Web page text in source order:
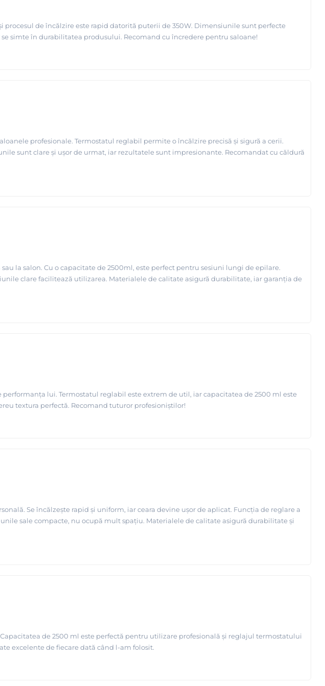
procesul de încălzire este rapid datorită puterii de 350W. Dimensiunile sunt perfecte
simte în durabilitatea produsului. Recomand cu încredere pentru saloane!
profesionale. Termostatul reglabil permite o încălzire precisă și sigură a cerii.
sunt clare și ușor de urmat, iar rezultatele sunt impresionante. Recomandat cu căldură
la salon. Cu o capacitate de 2500ml, este perfect pentru sesiuni lungi de epilare.
clare facilitează utilizarea. Materialele de calitate asigură durabilitate, iar garanția de
lui. Termostatul reglabil este extrem de util, iar capacitatea de 2500 ml este
textura perfectă. Recomand tuturor profesioniștilor!
Se încălzește rapid și uniform, iar ceara devine ușor de aplicat. Funcția de reglare a
sale compacte, nu ocupă mult spațiu. Materialele de calitate asigură durabilitate și
de 2500 ml este perfectă pentru utilizare profesională și reglajul termostatului
excelente de fiecare dată când l-am folosit.